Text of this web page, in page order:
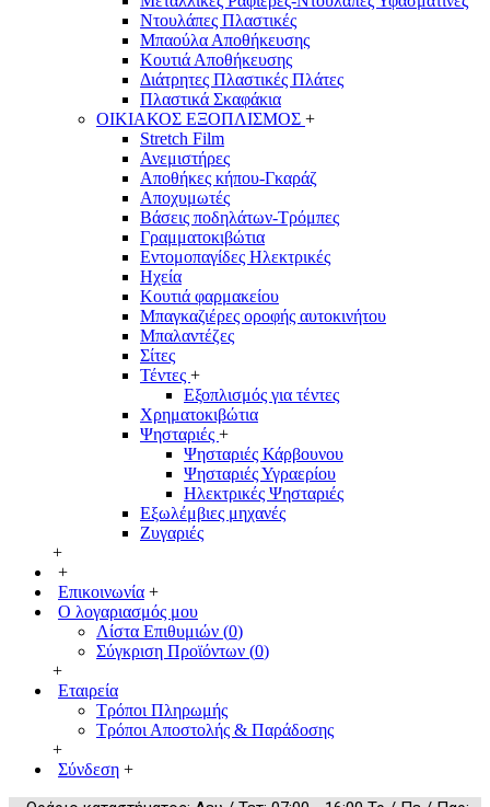
Ντουλάπες Πλαστικές
Μπαούλα Αποθήκευσης
Κουτιά Αποθήκευσης
Διάτρητες Πλαστικές Πλάτες
Πλαστικά Σκαφάκια
ΟΙΚΙΑΚΟΣ ΕΞΟΠΛΙΣΜΟΣ +
Stretch Film
Ανεμιστήρες
Αποθήκες κήπου-Γκαράζ
Αποχυμωτές
Βάσεις ποδηλάτων-Τρόμπες
Γραμματοκιβώτια
Εντομοπαγίδες Ηλεκτρικές
Ηχεία
Κουτιά φαρμακείου
Μπαγκαζιέρες οροφής αυτοκινήτου
Μπαλαντέζες
Σίτες
Τέντες +
Εξοπλισμός για τέντες
Χρηματοκιβώτια
Ψησταριές +
Ψησταριές Κάρβουνου
Ψησταριές Υγραερίου
Ηλεκτρικές Ψησταριές
Εξωλέμβιες μηχανές
Ζυγαριές
+
+
Επικοινωνία +
Ο λογαριασμός μου
Λίστα Επιθυμιών (0)
Σύγκριση Προϊόντων (0)
+
Εταιρεία
Τρόποι Πληρωμής
Τρόποι Αποστολής & Παράδοσης
+
Σύνδεση +